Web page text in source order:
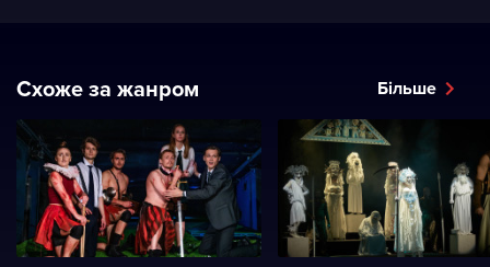
Схоже за жанром Більше